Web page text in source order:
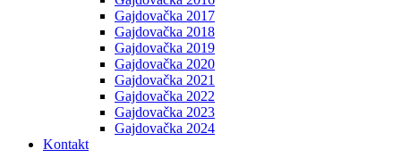
Gajdovačka 2017
Gajdovačka 2018
Gajdovačka 2019
Gajdovačka 2020
Gajdovačka 2021
Gajdovačka 2022
Gajdovačka 2023
Gajdovačka 2024
Kontakt